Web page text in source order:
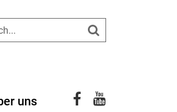
Suchen
uns Facebook
YouTube